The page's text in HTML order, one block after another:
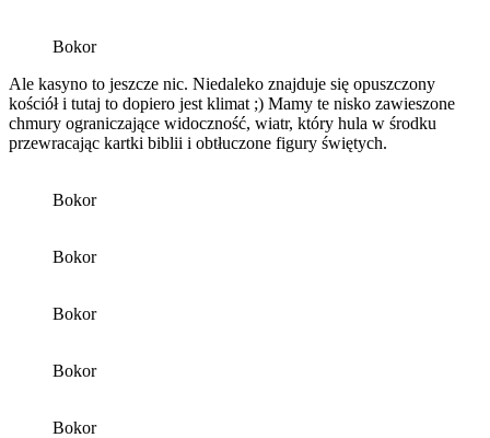
Bokor
Ale kasyno to jeszcze nic. Niedaleko znajduje się opuszczony
kościół i tutaj to dopiero jest klimat ;) Mamy te nisko zawieszone
chmury ograniczające widoczność, wiatr, który hula w środku
przewracając kartki biblii i obtłuczone figury świętych.
Bokor
Bokor
Bokor
Bokor
Bokor